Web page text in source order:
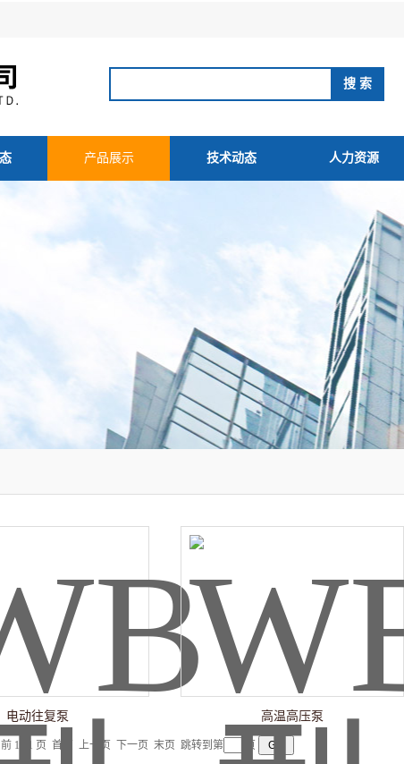
产品展示 技术动态 人力资源
电动往复泵 高温高压泵
前 1 / 1 页 首页 上一页 下一页 末页 跳转到第 页